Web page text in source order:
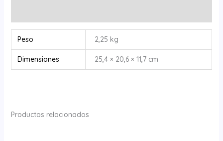
Peso 2,25 kg
Dimensiones 25,4 × 20,6 × 11,7 cm
Productos relacionados